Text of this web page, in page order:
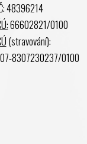
48396214
66602821/0100
(stravování):
8307230237/0100